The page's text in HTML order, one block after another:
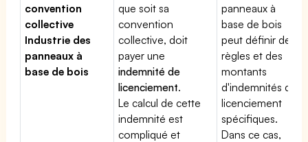
convention
collective
Industrie des
panneaux à
base de bois
que soit sa
convention
collective, doit
payer une
indemnité de
licenciement.
Le calcul de cette
indemnité est
compliqué et
panneaux à
base de bois
peut définir des
règles et des
montants
d'indemnités de
licenciement
spécifiques.
Dans ce cas,